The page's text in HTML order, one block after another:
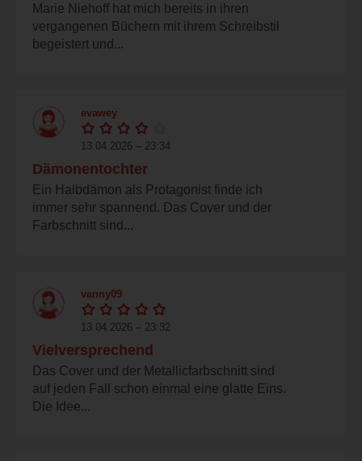
Marie Niehoff hat mich bereits in ihren
vergangenen Büchern mit ihrem Schreibstil
begeistert und...
evawey
13.04.2026 – 23:34
Dämonentochter
Ein Halbdämon als Protagonist finde ich
immer sehr spannend. Das Cover und der
Farbschnitt sind...
vanny09
13.04.2026 – 23:32
Vielversprechend
Das Cover und der Metallicfarbschnitt sind
auf jeden Fall schon einmal eine glatte Eins.
Die Idee...